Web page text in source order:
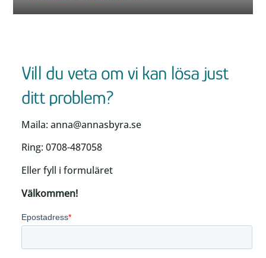
Vill du veta om vi kan lösa just
ditt problem?
Maila: anna@annasbyra.se
Ring: 0708-487058
Eller fyll i formuläret
Välkommen!